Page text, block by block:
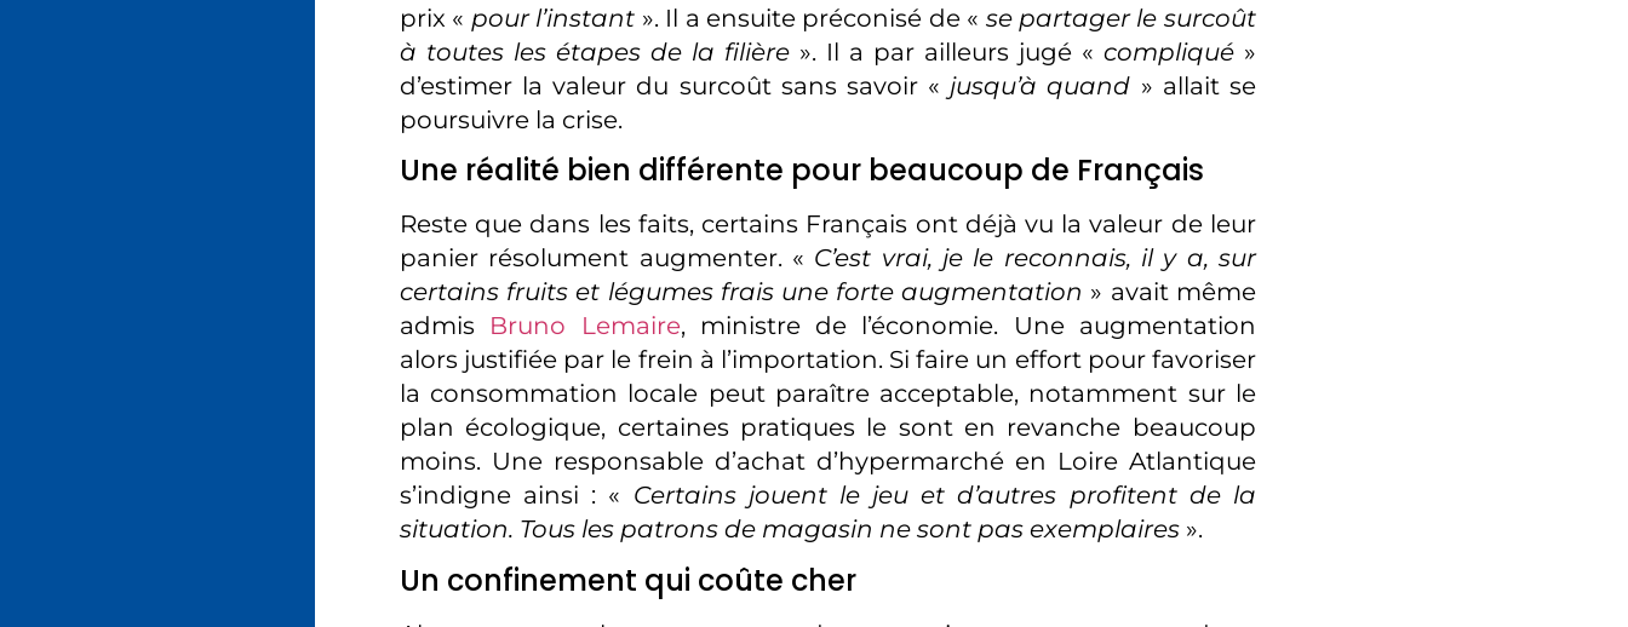
prix « pour l’instant ». Il a ensuite préconisé de « se partager le surcoût
à toutes les étapes de la filière». Il a par ailleurs jugé « compliqué»
d’estimer la valeur du surcoût sans savoir « jusqu’à quand » allait se
poursuivre la crise.
Une réalité bien différente pour beaucoup de Français
Reste que dans les faits, certains Français ont déjà vu la valeur de leur
panier résolument augmenter. « C’est vrai, je le reconnais, il y a, sur
certains fruits et légumes frais une forte augmentation » avait même
admis Bruno Lemaire, ministre de l’économie. Une augmentation
alors justifiée par le frein à l’importation. Si faire un effort pour favoriser
la consommation locale peut paraître acceptable, notamment sur le
plan écologique, certaines pratiques le sont en revanche beaucoup
moins. Une responsable d’achat d’hypermarché en Loire Atlantique
s’indigne ainsi : « Certains jouent le jeu et d’autres profitent de la
situation. Tous les patrons de magasin ne sont pas exemplaires ».
Un confinement qui coûte cher